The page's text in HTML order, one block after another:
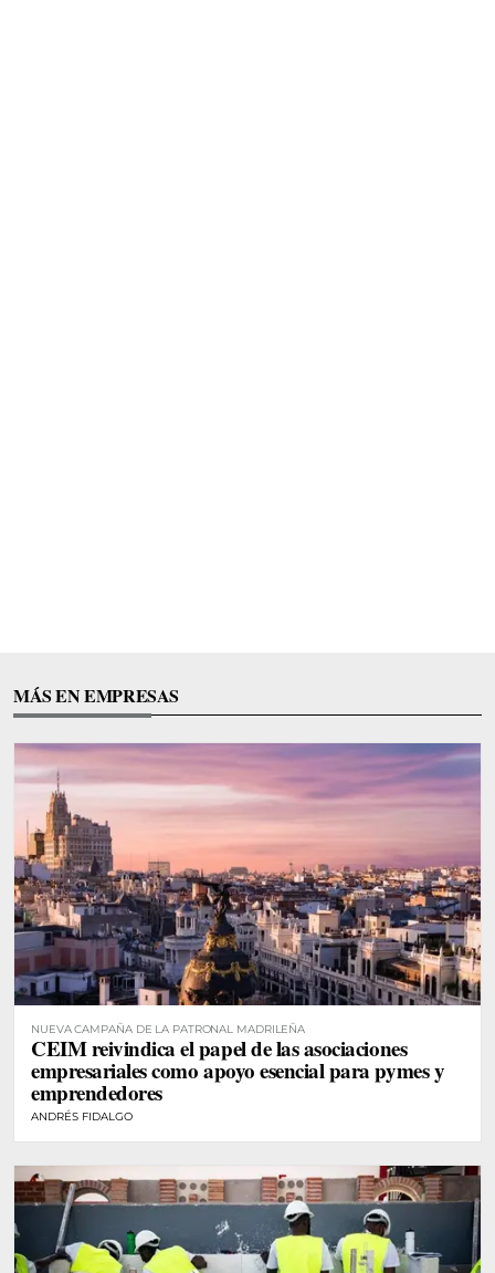
MÁS EN EMPRESAS
NUEVA CAMPAÑA DE LA PATRONAL MADRILEÑA
CEIM reivindica el papel de las asociaciones
empresariales como apoyo esencial para pymes y
emprendedores
ANDRÉS FIDALGO